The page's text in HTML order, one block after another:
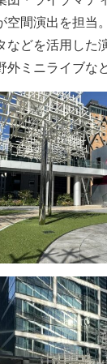
間演出を担当。
などを活用した
外ミニライブな